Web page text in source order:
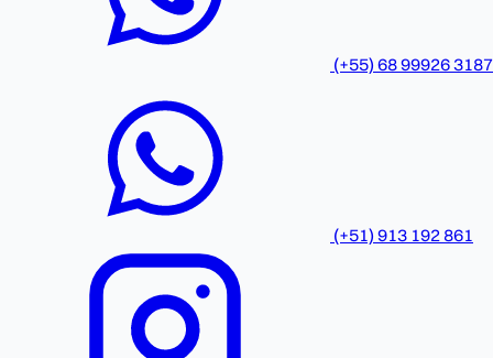
(+55) 68 99926 3187
(+51) 913 192 861